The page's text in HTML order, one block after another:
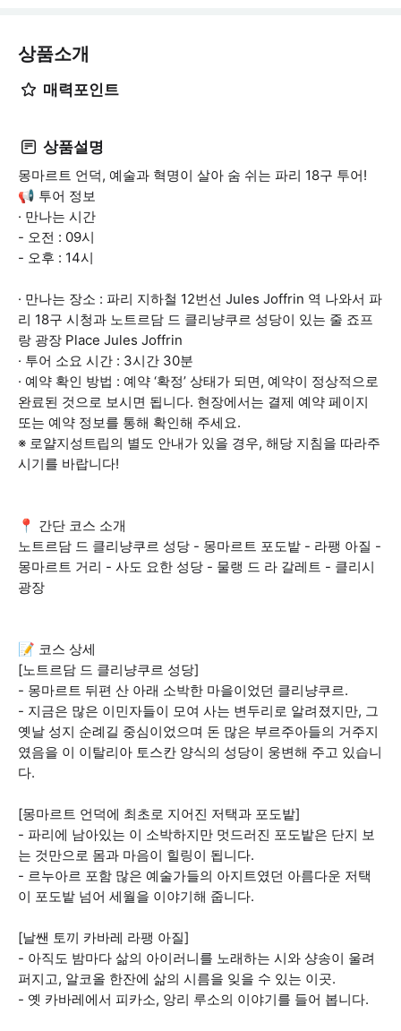
상품소개
매력포인트
상품설명
몽마르트 언덕, 예술과 혁명이 살아 숨 쉬는 파리 18구 투어!
📢 투어 정보
· 만나는 시간
- 오전 : 09시
- 오후 : 14시
· 만나는 장소 : 파리 지하철 12번선 Jules Joffrin 역 나와서 파
리 18구 시청과 노트르담 드 클리냥쿠르 성당이 있는 줄 죠프
랑 광장 Place Jules Joffrin
· 투어 소요 시간 : 3시간 30분
· 예약 확인 방법 : 예약 ‘확정’ 상태가 되면, 예약이 정상적으로
완료된 것으로 보시면 됩니다. 현장에서는 결제 예약 페이지
또는 예약 정보를 통해 확인해 주세요.
※ 로얄지성트립의 별도 안내가 있을 경우, 해당 지침을 따라주
시기를 바랍니다!
📍 간단 코스 소개
노트르담 드 클리냥쿠르 성당 - 몽마르트 포도밭 - 라팽 아질 -
몽마르트 거리 - 사도 요한 성당 - 물랭 드 라 갈레트 - 클리시
광장
📝 코스 상세
[노트르담 드 클리냥쿠르 성당]
- 몽마르트 뒤편 산 아래 소박한 마을이었던 클리냥쿠르.
- 지금은 많은 이민자들이 모여 사는 변두리로 알려졌지만, 그
옛날 성지 순례길 중심이었으며 돈 많은 부르주아들의 거주지
였음을 이 이탈리아 토스칸 양식의 성당이 웅변해 주고 있습니
다.
[몽마르트 언덕에 최초로 지어진 저택과 포도밭]
- 파리에 남아있는 이 소박하지만 멋드러진 포도밭은 단지 보
는 것만으로 몸과 마음이 힐링이 됩니다.
- 르누아르 포함 많은 예술가들의 아지트였던 아름다운 저택
이 포도밭 넘어 세월을 이야기해 줍니다.
[날쌘 토끼 카바레 라팽 아질]
- 아직도 밤마다 삶의 아이러니를 노래하는 시와 샹송이 울려
퍼지고, 알코올 한잔에 삶의 시름을 잊을 수 있는 이곳.
- 옛 카바레에서 피카소, 앙리 루소의 이야기를 들어 봅니다.